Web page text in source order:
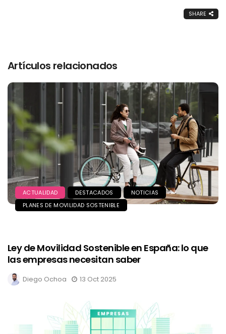
SHARE
Artículos relacionados
ACTUALIDAD DESTACADOS
NOTICIAS
PLANES DE MOVILIDAD SOSTENIBLE
Ley de Movilidad Sostenible en España: lo que
las empresas necesitan saber
Diego Ochoa 13 Oct 2025